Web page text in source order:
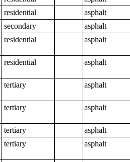
residential
asphalt
secondary
asphalt
residential asphalt
residential asphalt
tertiary asphalt
tertiary asphalt
tertiary
asphalt
tertiary asphalt